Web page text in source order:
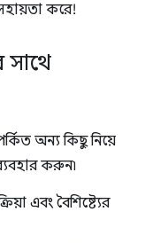
করে!
সাথে
অন্য কিছু নিয়ে
করুন৷
এবং বৈশিষ্ট্যের